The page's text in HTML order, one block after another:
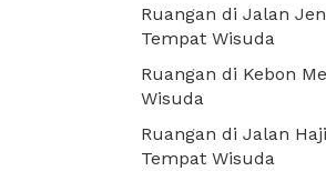
Ruangan di Jalan
Tempat Wisuda
Ruangan di Kebon
Wisuda
Ruangan di Jalan
Tempat Wisuda